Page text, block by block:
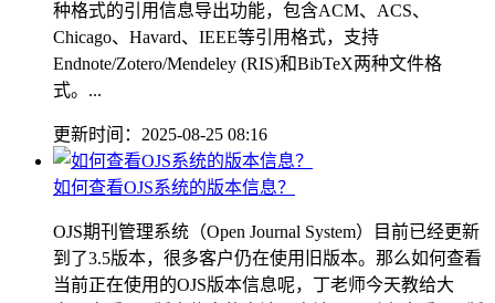
种格式的引用信息导出功能，包含ACM、ACS、
Chicago、Havard、IEEE等引用格式，支持
Endnote/Zotero/Mendeley (RIS)和BibTeX两种文件格
式。...
更新时间：2025-08-25 08:16
如何查看OJS系统的版本信息？
OJS期刊管理系统（Open Journal System）目前已经更新
到了3.5版本，很多客户仍在使用旧版本。那么如何查看
当前正在使用的OJS版本信息呢，丁老师今天教给大